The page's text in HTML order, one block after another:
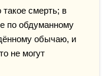
смерть; в
по обдуманному
обычаю, и
не могут